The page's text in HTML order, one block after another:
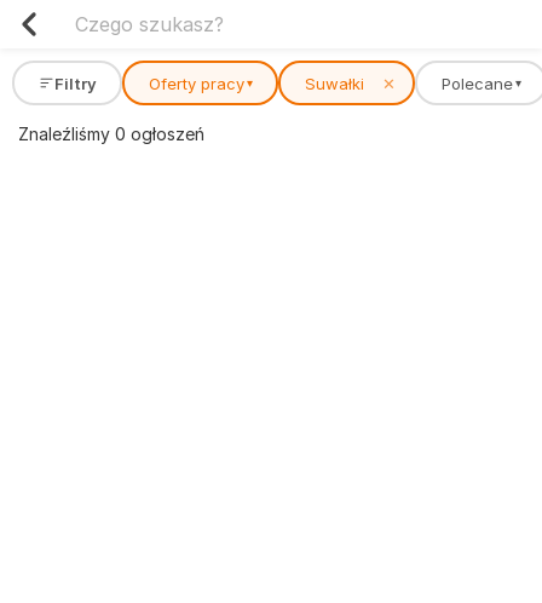
Filtry Oferty pracy ▾ Suwałki ✕ Polecane ▾
Znaleźliśmy 0 ogłoszeń